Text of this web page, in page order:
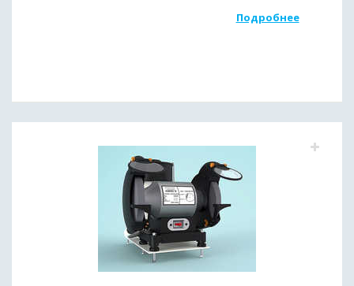
Подробнее